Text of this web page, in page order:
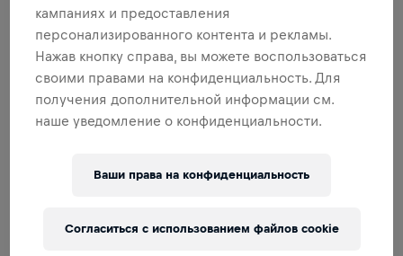
Внеси свой вклад в общее дело! 100%
пожертвований отправятся на исследования травм
спинного мозга.
ИСТОРИЯ
04 мая 2025 г.
кампаниях и предоставления
персонализированного контента и рекламы.
Нажав кнопку справа, вы можете воспользоваться
своими правами на конфиденциальность. Для
получения дополнительной информации см.
наше уведомление о конфиденциальности.
Ваши права на конфиденциальность
Согласиться с использованием файлов cookie